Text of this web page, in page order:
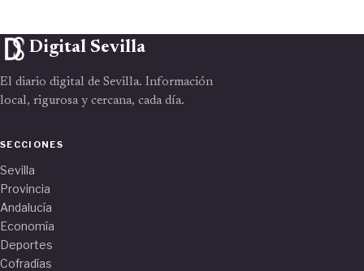
Digital Sevilla
El diario digital de Sevilla. Información
local, rigurosa y cercana, cada día.
SECCIONES
Sevilla
Provincia
Andalucía
Economía
Deportes
Cofradías